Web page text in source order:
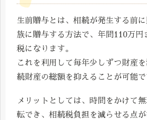
生前贈与とは、相続が発生する前
族に贈与する方法で、年間110万円
税になります。
これを利用して毎年少しずつ財産
続財産の総額を抑えることが可能で
メリットとしては、時間をかけて
転でき、相続税負担を減らせる点が